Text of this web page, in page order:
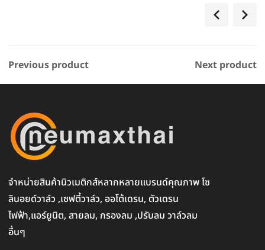
Previous product Next product
จำหน่ายสินค้านิวเมติกส์หลากหลายแบรนด์คุณภาพ โซ
ลินอยด์วาล์ว ,เซฟตี้วาล์ว, ออโต้เดรน, ตัวเดรน
ไฟฟ้า,แอร์ยูนิต, สายลม, กรองลม ,ปรับลม วาล์วลม
อื่นๆ